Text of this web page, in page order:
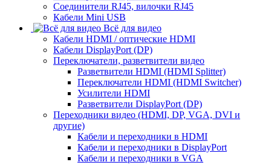
Соединители RJ45, вилочки RJ45
Кабели Mini USB
Всё для видео
Кабели HDMI / оптические HDMI
Кабели DisplayPort (DP)
Переключатели, разветвители видео
Разветвители HDMI (HDMI Splitter)
Переключатели HDMI (HDMI Switcher)
Усилители HDMI
Разветвители DisplayPort (DP)
Переходники видео (HDMI, DP, VGA, DVI и
другие)
Кабели и переходники в HDMI
Кабели и переходники в DisplayPort
Кабели и переходники в VGA